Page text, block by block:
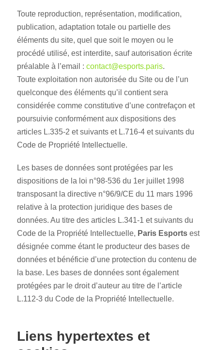
Toute reproduction, représentation, modification,
publication, adaptation totale ou partielle des
éléments du site, quel que soit le moyen ou le
procédé utilisé, est interdite, sauf autorisation écrite
préalable à l’email : contact@esports.paris.
Toute exploitation non autorisée du Site ou de l’un
quelconque des éléments qu’il contient sera
considérée comme constitutive d’une contrefaçon et
poursuivie conformément aux dispositions des
articles L.335-2 et suivants et L.716-4 et suivants du
Code de Propriété Intellectuelle.
Les bases de données sont protégées par les
dispositions de la loi n°98-536 du 1er juillet 1998
transposant la directive n°96/9/CE du 11 mars 1996
relative à la protection juridique des bases de
données. Au titre des articles L.341-1 et suivants du
Code de la Propriété Intellectuelle, Paris Esports est
désignée comme étant le producteur des bases de
données et bénéficie d’une protection du contenu de
la base. Les bases de données sont également
protégées par le droit d’auteur au titre de l’article
L.112-3 du Code de la Propriété Intellectuelle.
Liens hypertextes et